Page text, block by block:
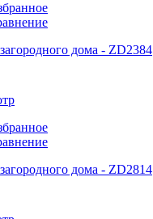
дома - ZD2384
дома - ZD2814